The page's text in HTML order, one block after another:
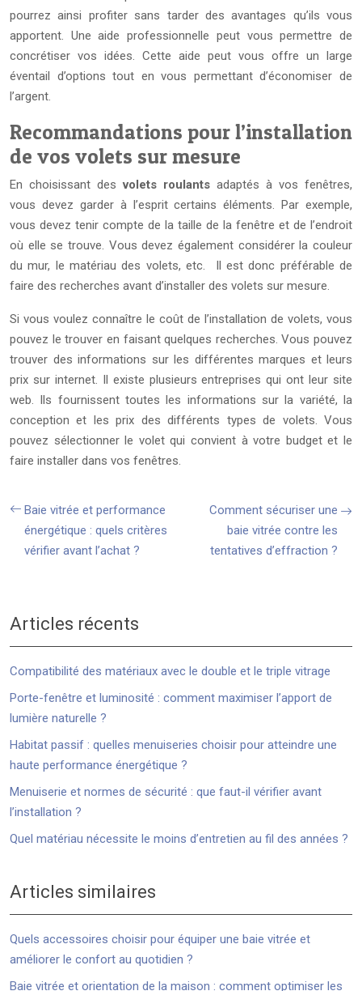
pourrez ainsi profiter sans tarder des avantages qu’ils vous
apportent. Une aide professionnelle peut vous permettre de
concrétiser vos idées. Cette aide peut vous offre un large
éventail d’options tout en vous permettant d’économiser de
l’argent.
Recommandations pour l’installation
de vos volets sur mesure
En choisissant desvolets roulants adaptés à vos fenêtres,
vous devez garder à l’esprit certains éléments. Par exemple,
vous devez tenir compte de la taille de la fenêtre et de l’endroit
où elle se trouve. Vous devez également considérer la couleur
du mur, le matériau des volets, etc. Il est donc préférable de
faire des recherches avant d’installer des volets sur mesure.
Si vous voulez connaître le coût de l’installation de volets, vous
pouvez le trouver en faisant quelques recherches. Vous pouvez
trouver des informations sur les différentes marques et leurs
prix sur internet. Il existe plusieurs entreprises qui ont leur site
web. Ils fournissent toutes les informations sur la variété, la
conception et les prix des différents types de volets. Vous
pouvez sélectionner le volet qui convient à votre budget et le
faire installer dans vos fenêtres.
Baie vitrée et performance
énergétique : quels critères
vérifier avant l’achat ?
Comment sécuriser une
baie vitrée contre les
tentatives d’effraction ?
Articles récents
Compatibilité des matériaux avec le double et le triple vitrage
Porte-fenêtre et luminosité : comment maximiser l’apport de
lumière naturelle ?
Habitat passif : quelles menuiseries choisir pour atteindre une
haute performance énergétique ?
Menuiserie et normes de sécurité : que faut-il vérifier avant
l’installation ?
Quel matériau nécessite le moins d’entretien au fil des années ?
Articles similaires
Quels accessoires choisir pour équiper une baie vitrée et
améliorer le confort au quotidien ?
Baie vitrée et orientation de la maison : comment optimiser les